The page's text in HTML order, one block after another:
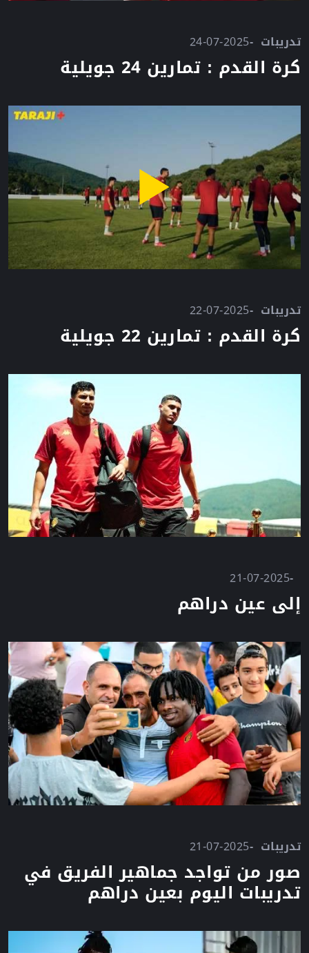
تدريبات 24-07-2025
كرة القدم : تمارين 24 جويلية
تدريبات 22-07-2025
كرة القدم : تمارين 22 جويلية
21-07-2025
إلى عين دراهم
تدريبات 21-07-2025
صور من تواجد جماهير الفريق في
تدريبات اليوم بعين دراهم